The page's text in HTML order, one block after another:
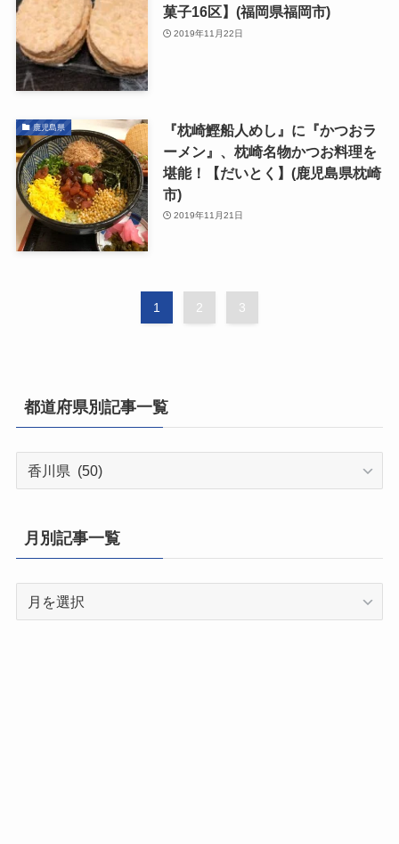
菓子16区】(福岡県福岡市)
2019年11月22日
鹿児島県
『枕崎鰹船人めし』に『かつおラ
ーメン』、枕崎名物かつお料理を
堪能！【だいとく】(鹿児島県枕崎
市)
2019年11月21日
1 2 3
都道府県別記事一覧
県
別
一
月別記事一覧